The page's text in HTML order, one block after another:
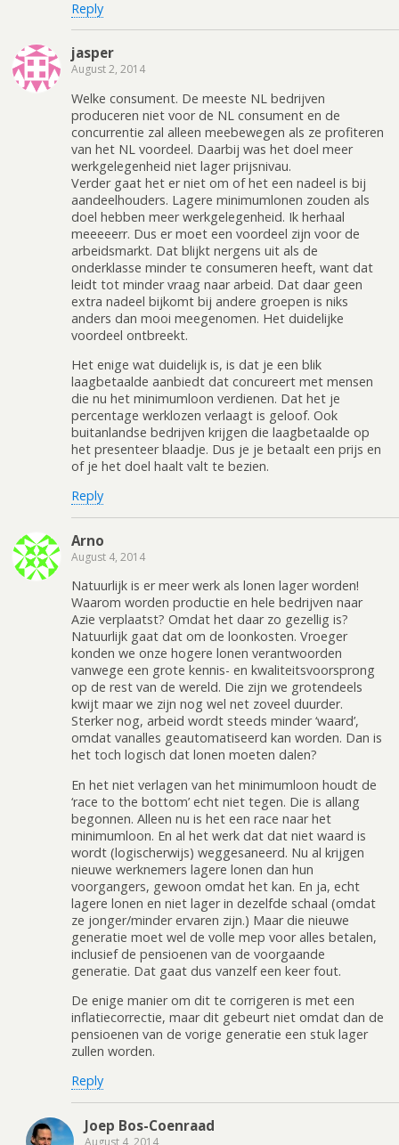
Reply
jasper
August 2, 2014
Welke consument. De meeste NL bedrijven
produceren niet voor de NL consument en de
concurrentie zal alleen meebewegen als ze profiteren
van het NL voordeel. Daarbij was het doel meer
werkgelegenheid niet lager prijsnivau.
Verder gaat het er niet om of het een nadeel is bij
aandeelhouders. Lagere minimumlonen zouden als
doel hebben meer werkgelegenheid. Ik herhaal
meeeeerr. Dus er moet een voordeel zijn voor de
arbeidsmarkt. Dat blijkt nergens uit als de
onderklasse minder te consumeren heeft, want dat
leidt tot minder vraag naar arbeid. Dat daar geen
extra nadeel bijkomt bij andere groepen is niks
anders dan mooi meegenomen. Het duidelijke
voordeel ontbreekt.
Het enige wat duidelijk is, is dat je een blik
laagbetaalde aanbiedt dat concureert met mensen
die nu het minimumloon verdienen. Dat het je
percentage werklozen verlaagt is geloof. Ook
buitanlandse bedrijven krijgen die laagbetaalde op
het presenteer blaadje. Dus je je betaalt een prijs en
of je het doel haalt valt te bezien.
Reply
Arno
August 4, 2014
Natuurlijk is er meer werk als lonen lager worden!
Waarom worden productie en hele bedrijven naar
Azie verplaatst? Omdat het daar zo gezellig is?
Natuurlijk gaat dat om de loonkosten. Vroeger
konden we onze hogere lonen verantwoorden
vanwege een grote kennis- en kwaliteitsvoorsprong
op de rest van de wereld. Die zijn we grotendeels
kwijt maar we zijn nog wel net zoveel duurder.
Sterker nog, arbeid wordt steeds minder ‘waard’,
omdat vanalles geautomatiseerd kan worden. Dan is
het toch logisch dat lonen moeten dalen?
En het niet verlagen van het minimumloon houdt de
‘race to the bottom’ echt niet tegen. Die is allang
begonnen. Alleen nu is het een race naar het
minimumloon. En al het werk dat dat niet waard is
wordt (logischerwijs) weggesaneerd. Nu al krijgen
nieuwe werknemers lagere lonen dan hun
voorgangers, gewoon omdat het kan. En ja, echt
lagere lonen en niet lager in dezelfde schaal (omdat
ze jonger/minder ervaren zijn.) Maar die nieuwe
generatie moet wel de volle mep voor alles betalen,
inclusief de pensioenen van de voorgaande
generatie. Dat gaat dus vanzelf een keer fout.
De enige manier om dit te corrigeren is met een
inflatiecorrectie, maar dit gebeurt niet omdat dan de
pensioenen van de vorige generatie een stuk lager
zullen worden.
Reply
Joep Bos-Coenraad
August 4, 2014